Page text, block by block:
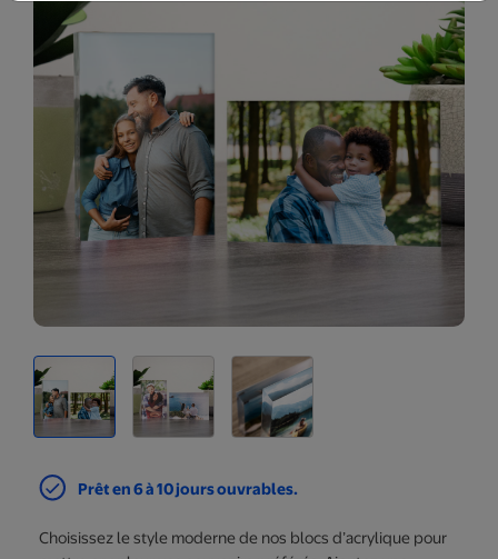
Prêt en 6 à 10 jours ouvrables.
Choisissez le style moderne de nos blocs d’acrylique pour